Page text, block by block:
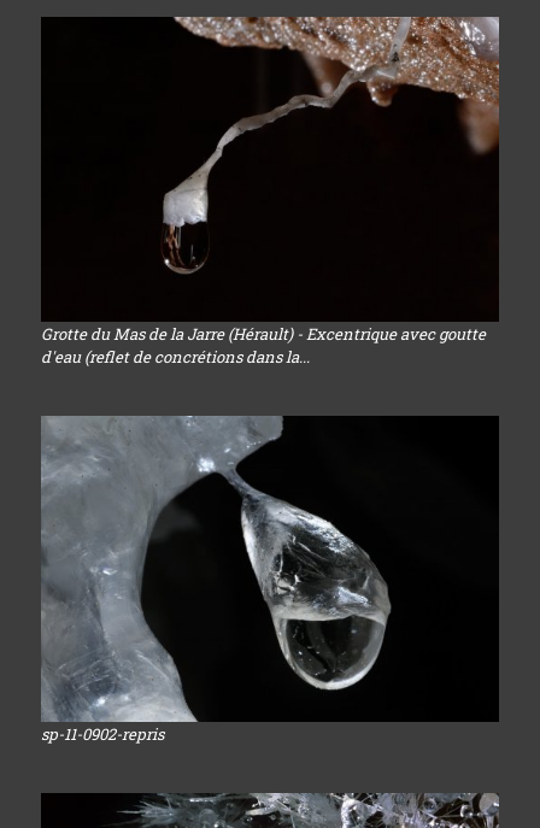
Grotte du Mas de la Jarre (Hérault) - Excentrique avec goutte
d'eau (reflet de concrétions dans la...
sp-11-0902-repris